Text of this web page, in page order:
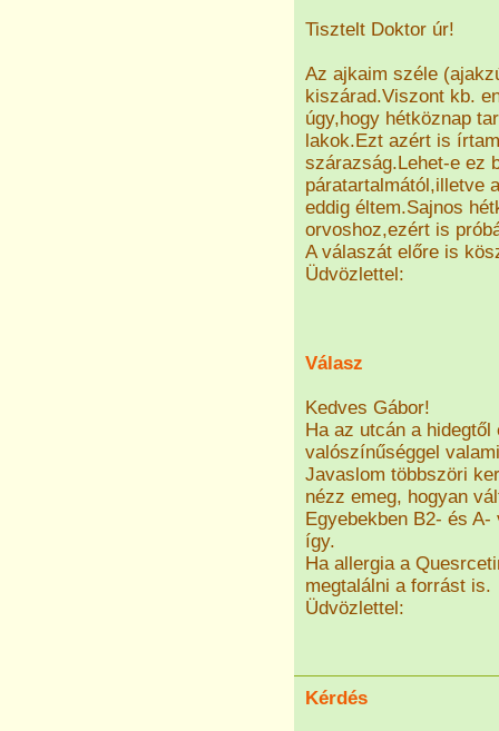
Tisztelt Doktor úr!
Az ajkaim széle
kiszárad.Viszont kb.
úgy,hogy hétköznap
lakok.Ezt azért is
szárazság.Lehet-e ez
páratartalmától,illetve
eddig éltem.Sajnos
orvoshoz,ezért is
A válaszát előre is
Üdvözlettel:
Válasz
Kedves Gábor!
Ha az utcán a
valószínűséggel
Javaslom többszöri
nézz emeg, hogyan
Egyebekben B2- és
így.
Ha allergia a
megtalálni a forrást is.
Üdvözlettel:
Kérdés